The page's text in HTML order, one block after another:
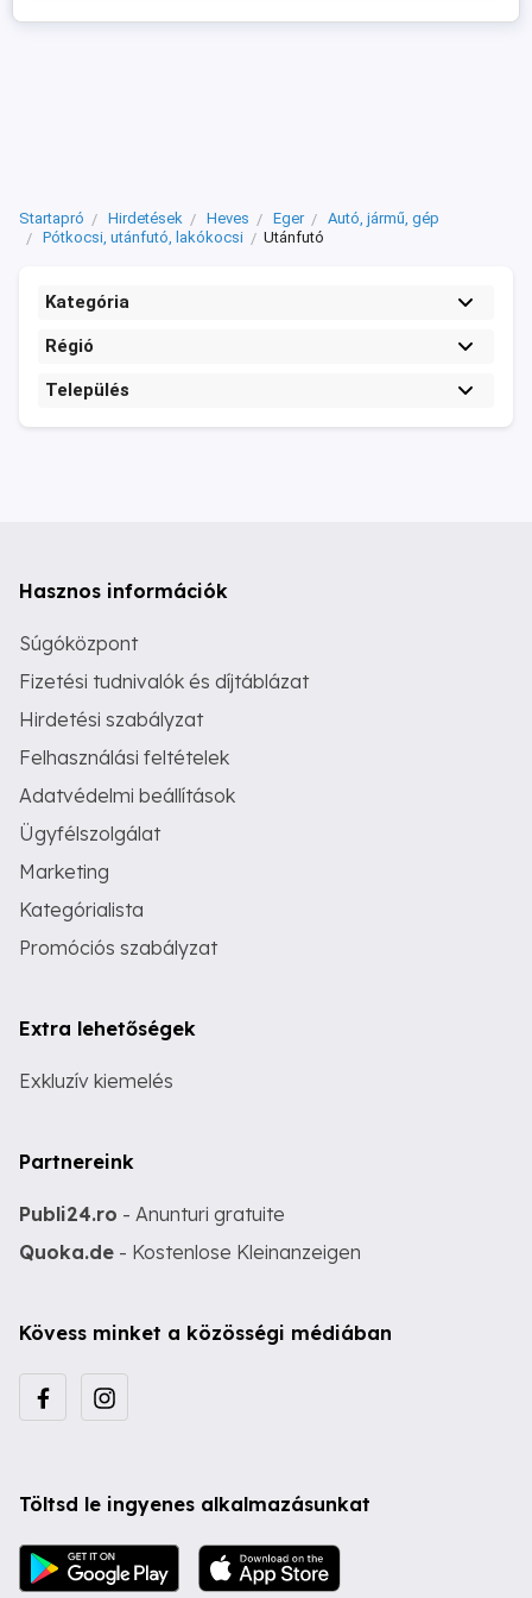
utánfutóinkkal! Kérhető ...
Startapró Hirdetések Heves Eger
Autó, jármű, gép
Pótkocsi, utánfutó, lakókocsi
Utánfutó
Kategória
Régió
Település
Hasznos információk
Súgóközpont
Fizetési tudnivalók és díjtáblázat
Hirdetési szabályzat
Felhasználási feltételek
Adatvédelmi beállítások
Ügyfélszolgálat
Marketing
Kategórialista
Promóciós szabályzat
Extra lehetőségek
Exkluzív kiemelés
Partnereink
Publi24.ro - Anunturi gratuite
Quoka.de - Kostenlose Kleinanzeigen
Kövess minket a közösségi médiában
Töltsd le ingyenes alkalmazásunkat